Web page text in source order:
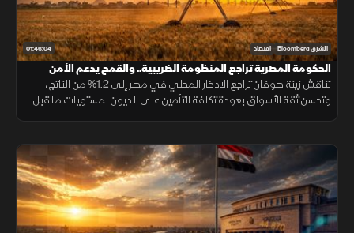
01:46:04 الشرق Bloomberg اقتصاد
الحكومة المصرية تراجع المنظومة الضريبية.. والقمح يدعم الأمن
الغذائي
تناقش زينة صوفان تراجع الادخار المحلي في مصر إلى 1.2% من الناتج،
وتحسن ثقة الأسواق بعودة تكلفة التأمين على الديون لمستويات ما قبل